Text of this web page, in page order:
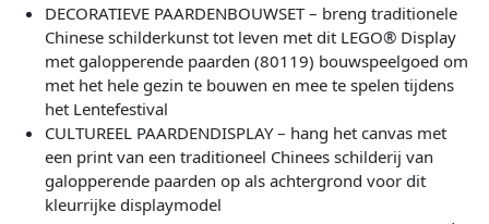
DECORATIEVE PAARDENBOUWSET – breng traditionele
Chinese schilderkunst tot leven met dit LEGO® Display
met galopperende paarden (80119) bouwspeelgoed om
met het hele gezin te bouwen en mee te spelen tijdens
het Lentefestival
CULTUREEL PAARDENDISPLAY – hang het canvas met
een print van een traditioneel Chinees schilderij van
galopperende paarden op als achtergrond voor dit
kleurrijke displaymodel